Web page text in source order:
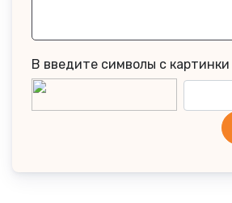
В введите символы с картинки